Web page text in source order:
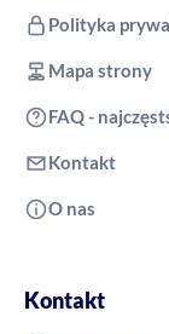
Polityka
Mapa strony
FAQ -
Kontakt
O nas
Kontakt